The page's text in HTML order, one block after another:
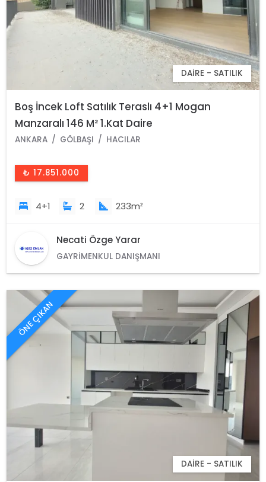
DAIRE - SATILIK
Boş İncek Loft Satılık Teraslı 4+1 Mogan
Manzaralı 146 M² 1.Kat Daire
ANKARA GÖLBAŞI HACILAR
₺ 17.851.000
4+1 2 233m²
Necati Özge Yarar
GAYRIMENKUL DANIŞMANI
ÖNE ÇIKAN
DAIRE - SATILIK